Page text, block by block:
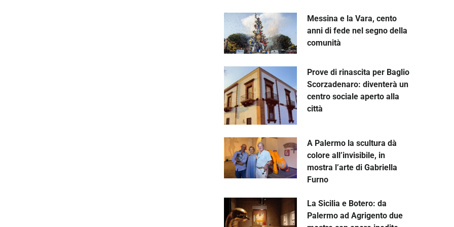
Messina e la Vara, cento
anni di fede nel segno della
comunità
Prove di rinascita per Baglio
Scorzadenaro: diventerà un
centro sociale aperto alla
città
A Palermo la scultura dà
colore all’invisibile, in
mostra l’arte di Gabriella
Furno
La Sicilia e Botero: da
Palermo ad Agrigento due